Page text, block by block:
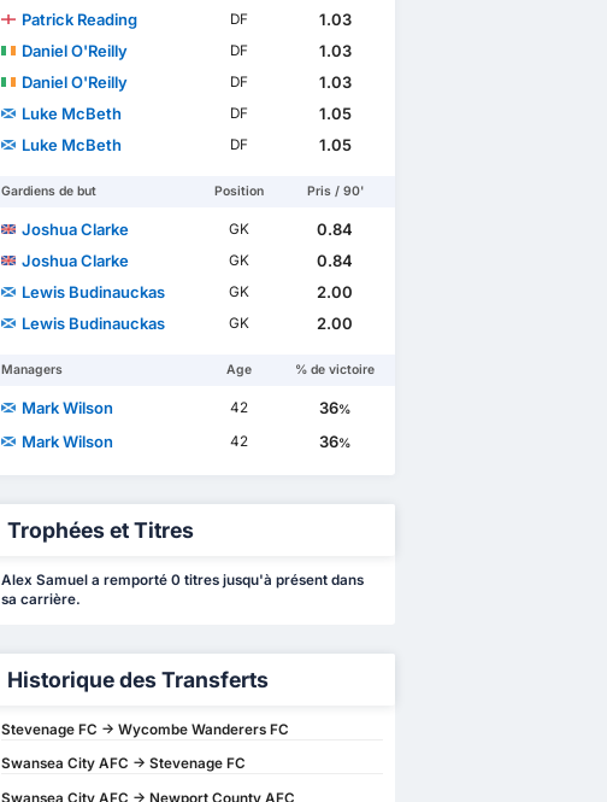
Patrick Reading
DF
1.03
Daniel O'Reilly
DF
1.03
Daniel O'Reilly
DF
1.03
Luke McBeth
DF
1.05
Luke McBeth
DF 1.05
Gardiens de but Position Pris / 90'
Joshua Clarke GK
0.84
Joshua Clarke
GK
0.84
Lewis Budinauckas
GK
2.00
Lewis Budinauckas
GK 2.00
Managers Age % de victoire
Mark Wilson 42 36%
Mark Wilson 42 36%
Trophées et Titres
Alex Samuel a remporté 0 titres jusqu'à présent dans
sa carrière.
Historique des Transferts
Stevenage FC -> Wycombe Wanderers FC
Swansea City AFC -> Stevenage FC
Swansea City AFC -> Newport County AFC